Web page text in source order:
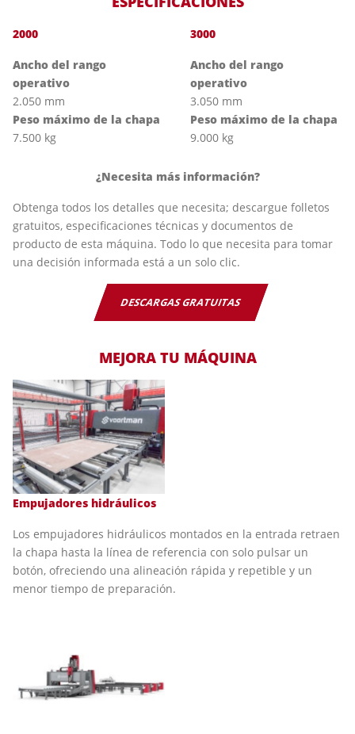
2000
Ancho del rango
operativo
2.050 mm
Peso máximo de la chapa
7.500 kg
3000
Ancho del rango
operativo
3.050 mm
Peso máximo de la chapa
9.000 kg
¿Necesita más información?
Obtenga todos los detalles que necesita; descargue folletos
gratuitos, especificaciones técnicas y documentos de
producto de esta máquina. Todo lo que necesita para tomar
una decisión informada está a un solo clic.
DESCARGAS GRATUITAS
MEJORA TU MÁQUINA
Empujadores hidráulicos
Los empujadores hidráulicos montados en la entrada retraen
la chapa hasta la línea de referencia con solo pulsar un
botón, ofreciendo una alineación rápida y repetible y un
menor tiempo de preparación.